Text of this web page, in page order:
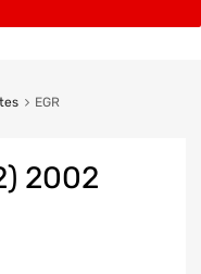
EGR
2002